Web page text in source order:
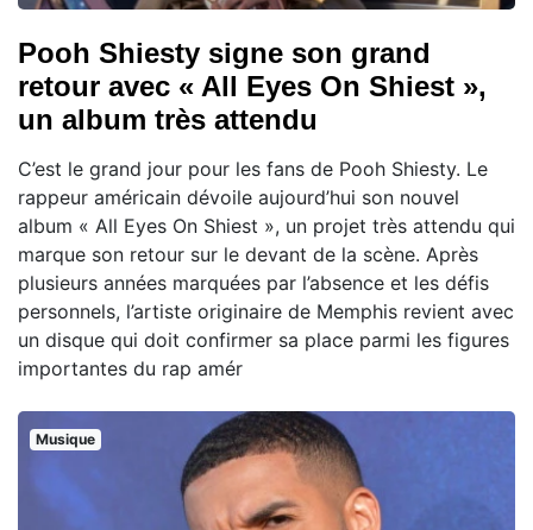
Pooh Shiesty signe son grand
retour avec « All Eyes On Shiest »,
un album très attendu
C’est le grand jour pour les fans de Pooh Shiesty. Le
rappeur américain dévoile aujourd’hui son nouvel
album « All Eyes On Shiest », un projet très attendu qui
marque son retour sur le devant de la scène. Après
plusieurs années marquées par l’absence et les défis
personnels, l’artiste originaire de Memphis revient avec
un disque qui doit confirmer sa place parmi les figures
importantes du rap amér
Musique